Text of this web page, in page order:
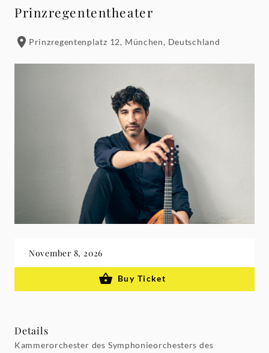
Deutsche
Grammophon
Prinzregententheater
Prinzregentenplatz 12, München, Deutschland
November 8, 2026
Buy Ticket
Details
Kammerorchester des Symphonieorchesters des